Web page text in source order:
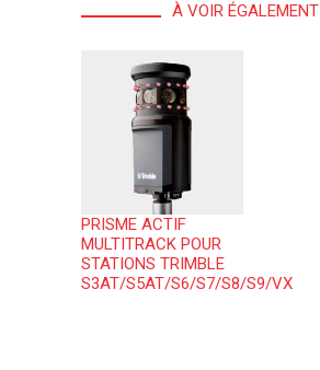
À VOIR ÉGALEMENT
PRISME ACTIF
MULTITRACK POUR
STATIONS TRIMBLE
S3AT/S5AT/S6/S7/S8/S9/VX